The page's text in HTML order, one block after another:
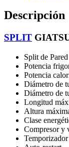
Descripción
SPLIT
Split de
Potencia
Potencia
Diámetro de
Diámetro de
Longitud
Altura
Clase
Compresor y